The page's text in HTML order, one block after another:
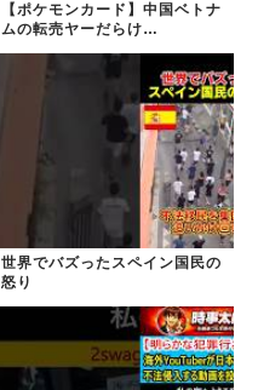
【ポケモンカード】中国ベトナ
ムの転売ヤーだらけ…
世界でバズったスペイン国民の
怒り